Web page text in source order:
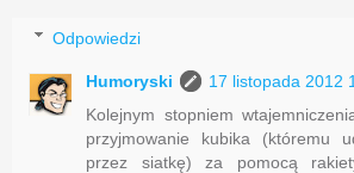
Odpowiedzi
Humoryski
17 listopada 2012
Kolejnym stopniem
przyjmowanie kubika (któremu
przez siatkę) za pomocą